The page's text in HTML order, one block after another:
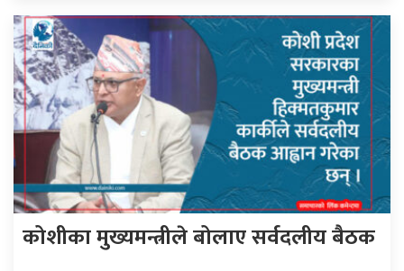
कोशीका मुख्यमन्त्रीले बोलाए सर्वदलीय बैठक